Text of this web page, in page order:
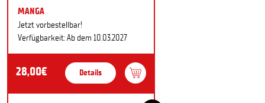
MANGA
Jetzt vorbestellbar!
Verfügbarkeit: Ab dem 10.03.2027
28,00€ Details